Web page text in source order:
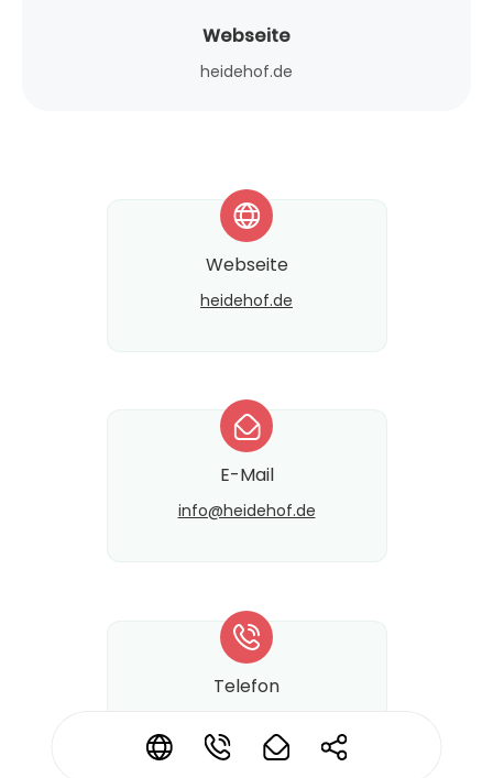
* * * *
Webseite
heidehof.de
*
Webseite
heidehof.de
*
E-Mail
info@​heidehof.de
*
Telefon